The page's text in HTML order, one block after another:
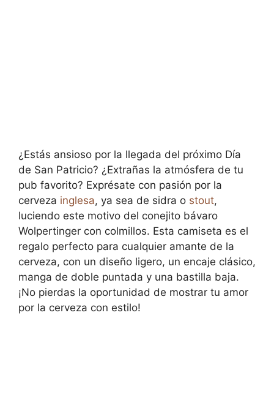
¿Estás ansioso por la llegada del próximo Día
de San Patricio? ¿Extrañas la atmósfera de tu
pub favorito? Exprésate con pasión por la
cerveza inglesa, ya sea de sidra o stout,
luciendo este motivo del conejito bávaro
Wolpertinger con colmillos. Esta camiseta es el
regalo perfecto para cualquier amante de la
cerveza, con un diseño ligero, un encaje clásico,
manga de doble puntada y una bastilla baja.
¡No pierdas la oportunidad de mostrar tu amor
por la cerveza con estilo!